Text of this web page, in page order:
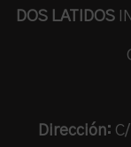
DOS LATIDOS
Dirección: